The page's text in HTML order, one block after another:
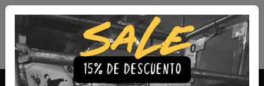
Envío Gratis a todo Chile comprando 3 o más productos